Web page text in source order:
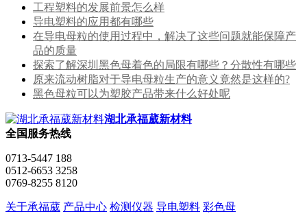
工程塑料的发展前景怎么样
导电塑料的应用都有哪些
在导电母粒的使用过程中，解决了这些问题就能保障产
品的质量
探索了解深圳黑色母着色的局限有哪些？分散性有哪些
原来流动树脂对于导电母粒生产的意义竟然是这样的?
黑色母粒可以为塑胶产品带来什么好处呢
湖北承福葳新材料
全国服务热线
0713-5447 188
0512-6653 3258
0769-8255 8120
关于承福葳 产品中心 检测仪器 导电塑料 彩色母